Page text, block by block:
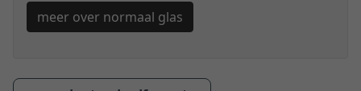
meer over normaal glas